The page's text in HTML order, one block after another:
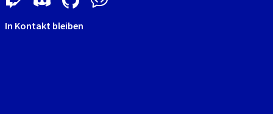
In Kontakt bleiben